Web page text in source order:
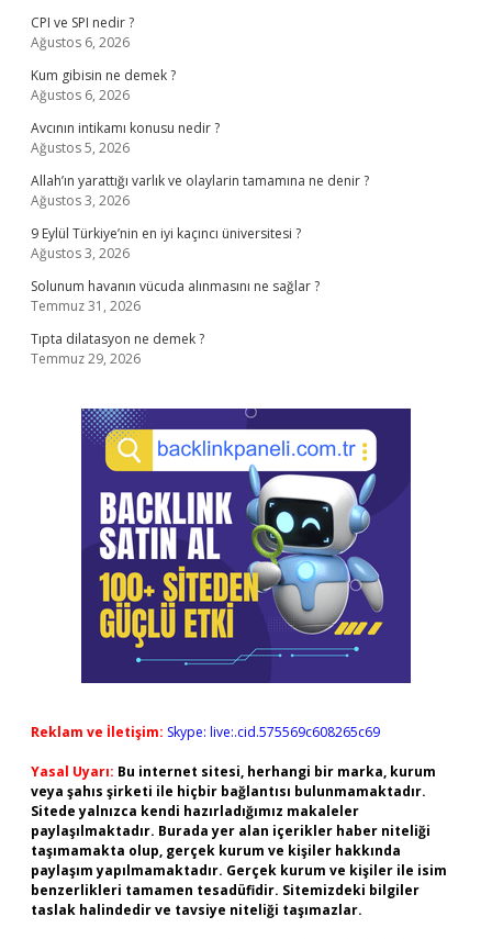
CPI ve SPI nedir ?
Ağustos 6, 2026
Kum gibisin ne demek ?
Ağustos 6, 2026
Avcının intikamı konusu nedir ?
Ağustos 5, 2026
Allah’ın yarattığı varlık ve olaylarin tamamına ne denir ?
Ağustos 3, 2026
9 Eylül Türkiye’nin en iyi kaçıncı üniversitesi ?
Ağustos 3, 2026
Solunum havanın vücuda alınmasını ne sağlar ?
Temmuz 31, 2026
Tıpta dilatasyon ne demek ?
Temmuz 29, 2026
Reklam ve İletişim: Skype: live:.cid.575569c608265c69
Yasal Uyarı: Bu internet sitesi, herhangi bir marka, kurum
veya şahıs şirketi ile hiçbir bağlantısı bulunmamaktadır.
Sitede yalnızca kendi hazırladığımız makaleler
paylaşılmaktadır. Burada yer alan içerikler haber niteliği
taşımamakta olup, gerçek kurum ve kişiler hakkında
paylaşım yapılmamaktadır. Gerçek kurum ve kişiler ile isim
benzerlikleri tamamen tesadüfidir. Sitemizdeki bilgiler
taslak halindedir ve tavsiye niteliği taşımazlar.